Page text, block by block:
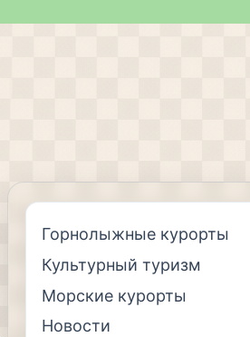
Горнолыжные курорты
Культурный туризм
Морские курорты
Новости